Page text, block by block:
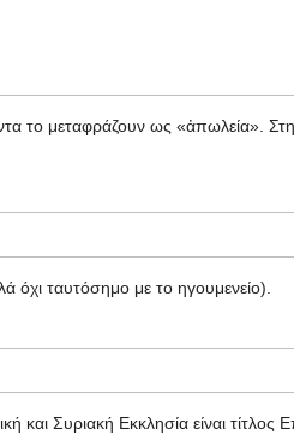
το μεταφράζουν ως «ἀπωλεία».
όχι ταυτόσημο με το ηγουμενείο).
Συριακή Εκκλησία είναι τίτλος